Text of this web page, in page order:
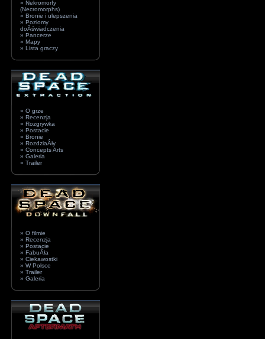
» Nekromorfy
(Necromorphs)
» Bronie i ulepszenia
» Poziomy
doÂświadczenia
» Pancerze
» Mapy
» Lista graczy
» O grze
» Recenzja
» Rozgrywka
» Postacie
» Bronie
» RozdziaÂły
» Concepts Arts
» Galeria
» Trailer
» O filmie
» Recenzja
» Postacie
» FabuÂła
» Ciekawostki
» W Polsce
» Trailer
» Galeria